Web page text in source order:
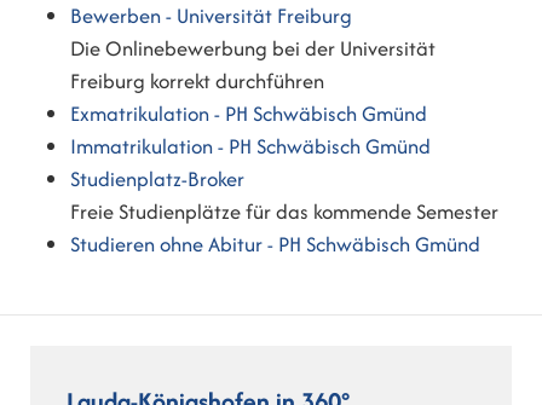
Bewerben - Universität Freiburg
Die Onlinebewerbung bei der Universität
Freiburg korrekt durchführen
Exmatrikulation - PH Schwäbisch Gmünd
Immatrikulation - PH Schwäbisch Gmünd
Studienplatz-Broker
Freie Studienplätze für das kommende Semester
Studieren ohne Abitur - PH Schwäbisch Gmünd